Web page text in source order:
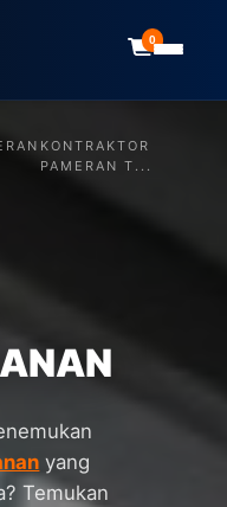
0
KONTRAKTOR
PAMERAN T...
yang
Temukan